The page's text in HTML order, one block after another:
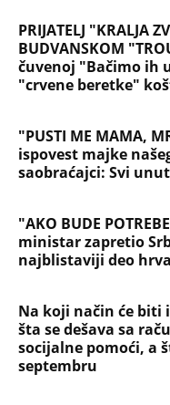
PRIJATELJ "KRALJA
BUDVANSKOM
čuvenoj "Bačimo ih
"crvene beretke"
"PUSTI ME MAMA,
ispovest majke
saobraćajci: Svi
"AKO BUDE
ministar zapretio
najblistaviji deo
Na koji način će biti
šta se dešava sa
socijalne pomoći, a
septembru